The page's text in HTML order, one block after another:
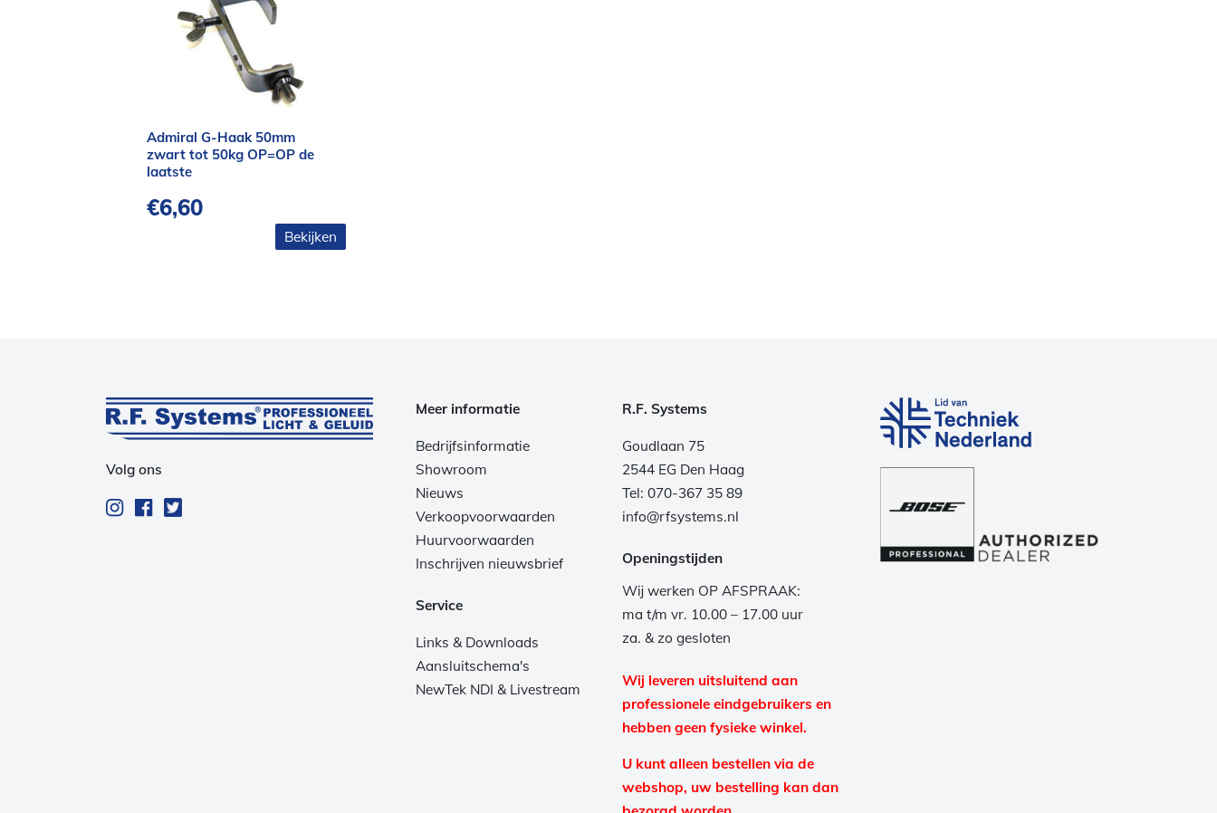
Admiral G-Haak 50mm
zwart tot 50kg OP=OP de
laatste
€6,60
Bekijken
Volg ons
Meer informatie
Bedrijfsinformatie
Showroom
Nieuws
Verkoopvoorwaarden
Huurvoorwaarden
Inschrijven nieuwsbrief
Service
Links & Downloads
Aansluitschema's
NewTek NDI & Livestream
R.F. Systems
Goudlaan 75
2544 EG Den Haag
Tel: 070-367 35 89
info@rfsystems.nl
Openingstijden
Wij werken OP AFSPRAAK:
ma t/m vr. 10.00 – 17.00 uur
za. & zo gesloten
Wij leveren uitsluitend aan
professionele eindgebruikers en
hebben geen fysieke winkel.
U kunt alleen bestellen via de
webshop, uw bestelling kan dan